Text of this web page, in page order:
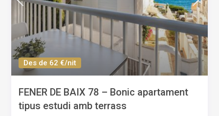
Des de 62 €/nit
FENER DE BAIX 78 – Bonic apartament
tipus estudi amb terrass